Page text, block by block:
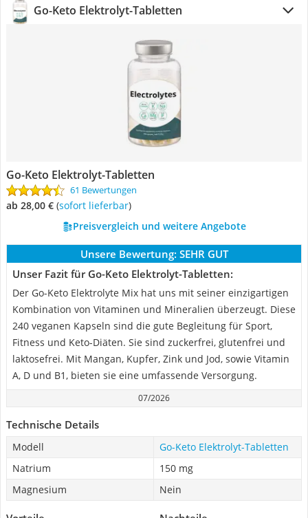
Go-Keto Elektrolyt-Tabletten
Go-Keto Elektrolyt-Tabletten
61 Bewertungen
ab 28,00 € ( Sofort lieferbar)
Preisvergleich und weitere Angebote
Unsere Bewertung: SEHR GUT
Unser Fazit für Go-Keto Elektrolyt-Tabletten:
Der Go-Keto Elektrolyte Mix hat uns mit seiner einzigartigen
Kombination von Vitaminen und Mineralien überzeugt. Diese
240 veganen Kapseln sind die gute Begleitung für Sport,
Fitness und Keto-Diäten. Sie sind zuckerfrei, glutenfrei und
laktosefrei. Mit Mangan, Kupfer, Zink und Jod, sowie Vitamin
A, D und B1, bieten sie eine umfassende Versorgung.
07/2026
Technische Details
Modell
Go-Keto Elektrolyt-Tabletten
Natrium
150 mg
Magnesium
Nein